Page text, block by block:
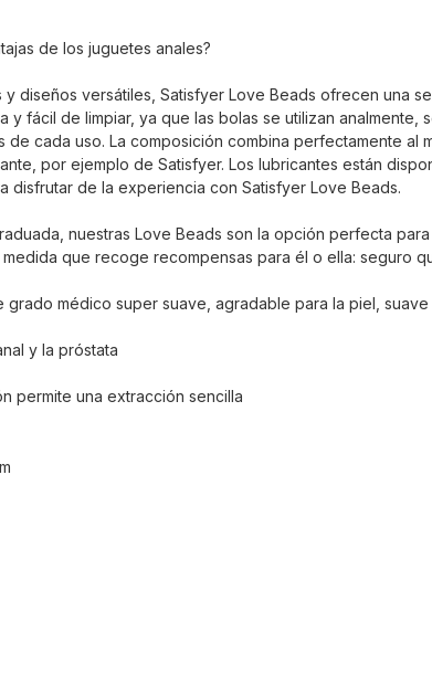
de los juguetes anales?
y diseños versátiles, Satisfyer Love Beads ofrecen una
y fácil de limpiar, ya que las bolas se utilizan
de cada uso. La composición combina perfectamente al
por ejemplo de Satisfyer. Los lubricantes están
disfrutar de la experiencia con Satisfyer Love Beads.
nuestras Love Beads son la opción perfecta
que recoge recompensas para él o ella: seguro
grado médico super suave, agradable para la piel,
y la próstata
permite una extracción sencilla